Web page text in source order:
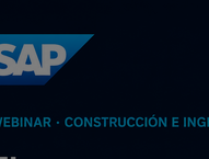
en edificación residencial